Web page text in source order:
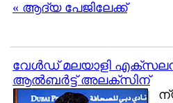
« ആദ്യ പേജിലേക്ക്
വേള്‍ഡ്‌ മലയാളി
ആല്‍ബര്‍ട്ട് അലക്സിന്